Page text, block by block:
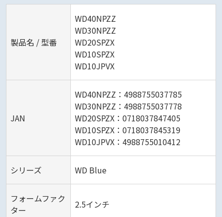
製品名 / 型番
WD40NPZZ
WD30NPZZ
WD20SPZX
WD10SPZX
WD10JPVX
JAN
WD40NPZZ：4988755037785
WD30NPZZ：4988755037778
WD20SPZX：0718037847405
WD10SPZX：0718037845319
WD10JPVX：4988755010412
シリーズ WD Blue
フォームファク
ター
2.5インチ